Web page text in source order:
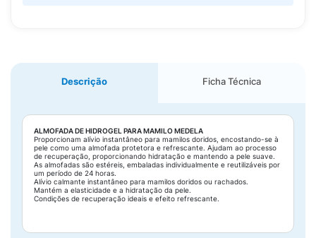
Descrição Ficha Técnica
ALMOFADA DE HIDROGEL PARA MAMILO MEDELA
Proporcionam alívio instantâneo para mamilos doridos, encostando-se à
pele como uma almofada protetora e refrescante. Ajudam ao processo
de recuperação, proporcionando hidratação e mantendo a pele suave.
As almofadas são estéreis, embaladas individualmente e reutilizáveis por
um período de 24 horas.
Alívio calmante instantâneo para mamilos doridos ou rachados.
Mantém a elasticidade e a hidratação da pele.
Condições de recuperação ideais e efeito refrescante.